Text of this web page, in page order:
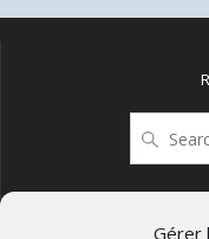
Gérer
for: